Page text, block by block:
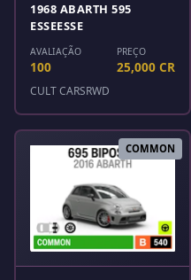
1968 ABARTH 595
ESSEESSE
AVALIAÇÃO
100
PREÇO
25,000 CR
CULT CARSRWD
COMMON